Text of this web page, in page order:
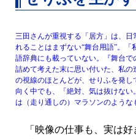
三田さんが重視する「居方」は、日
れることはまずない“舞台用語”。「
語辞典にも載っていない。『舞台で
詰めて考えた末に思い付いた、私
の視線のほとんどが、せりふを発し
向く中でも、「絶対、気は抜けない
は（走り通しの）マラソンのような
「映像の仕事も、実は好